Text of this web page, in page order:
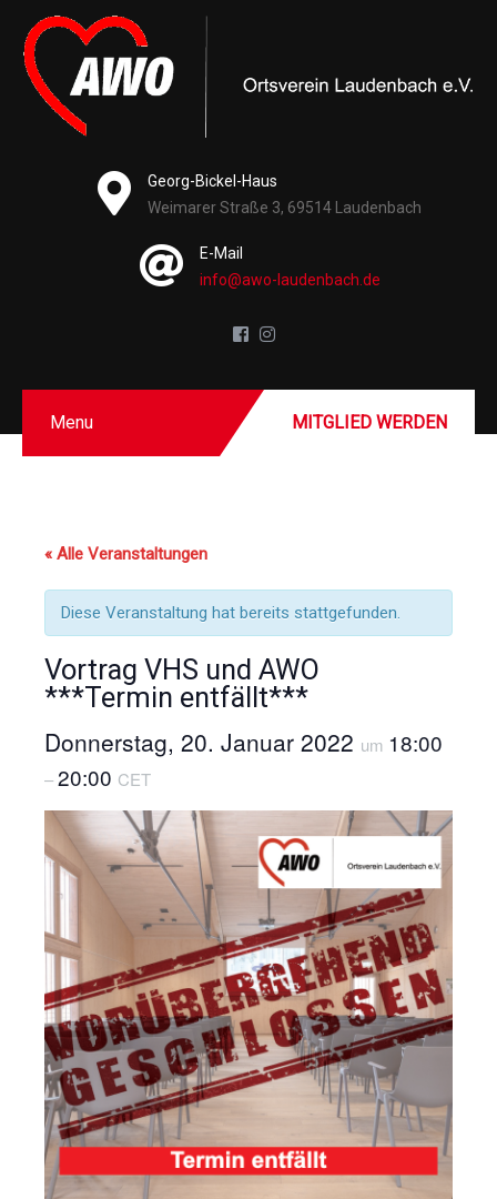
Georg-Bickel-Haus
Weimarer Straße 3, 69514 Laudenbach
E-Mail
info@awo-laudenbach.de
Menu MITGLIED WERDEN
« Alle Veranstaltungen
Diese Veranstaltung hat bereits stattgefunden.
Vortrag VHS und AWO
***Termin entfällt***
Donnerstag, 20. Januar 2022 um 18:00
–20:00 CET